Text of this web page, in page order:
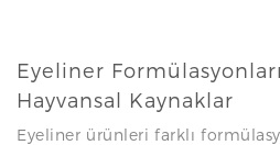
Eyeliner
Hayvansal Kaynaklar
Eyeliner ürünleri farklı